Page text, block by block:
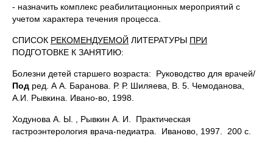
- назначить комплекс реабилитационных мероприятий с
учетом характера течения процесса.
СПИСОК РЕКОМЕНДУЕМОЙ ЛИТЕРАТУРЫ ПРИ
ПОДГОТОВКЕ К ЗАНЯТИЮ:
Болезни детей старшего возраста: Руководство для врачей/
Под ред. А А. Баранова. Р. Р. Шиляева, В. 5. Чемоданова,
А.И. Рывкина. Ивано-во, 1998.
Ходунова А. Ы. , Рывкин А. И. Практическая
гастроэнтерология врача-педиатра. Иваново, 1997. 200 с.